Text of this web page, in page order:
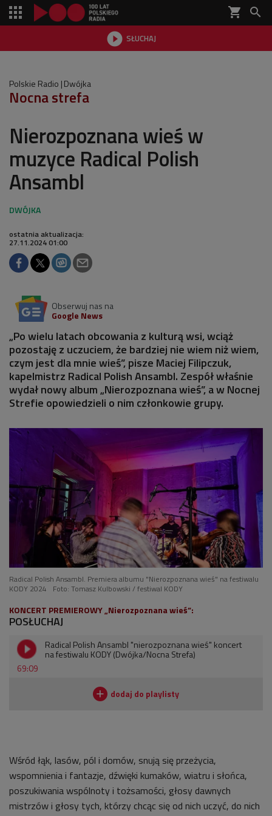
shopping_cart 
 SŁUCHAJ

Polskie Radio Dwójka
Nocna strefa
Nierozpoznana wieś w
muzyce Radical Polish
Ansambl
ostatnia aktualizacja:
27.11.2024 01:00
Obserwuj nas na
Google News
„Po wielu latach obcowania z kulturą wsi, wciąż
pozostaję z uczuciem, że bardziej nie wiem niż wiem,
czym jest dla mnie wieś”, pisze Maciej Filipczuk,
kapelmistrz Radical Polish Ansambl. Zespół właśnie
wydał nowy album „Nierozpoznana wieś”, a w Nocnej
Strefie opowiedzieli o nim członkowie grupy.
Radical Polish Ansambl. Premiera albumu "Nierozpoznana wieś" na festiwalu
KODY 2024
Foto: Tomasz Kulbowski / festiwal KODY
KONCERT PREMIEROWY „Nierozpoznana wieś”:
POSŁUCHAJ
69:09
Radical Polish Ansambl "nierozpoznana wieś" koncert
na festiwalu KODY (Dwójka/Nocna Strefa)
Wśród łąk, lasów, pól i domów, snują się przeżycia,
wspomnienia i fantazje, dźwięki kumaków, wiatru i słońca,
poszukiwania wspólnoty i tożsamości, głosy dawnych
mistrzów i głosy tych, którzy chcąc się od nich uczyć, do nich